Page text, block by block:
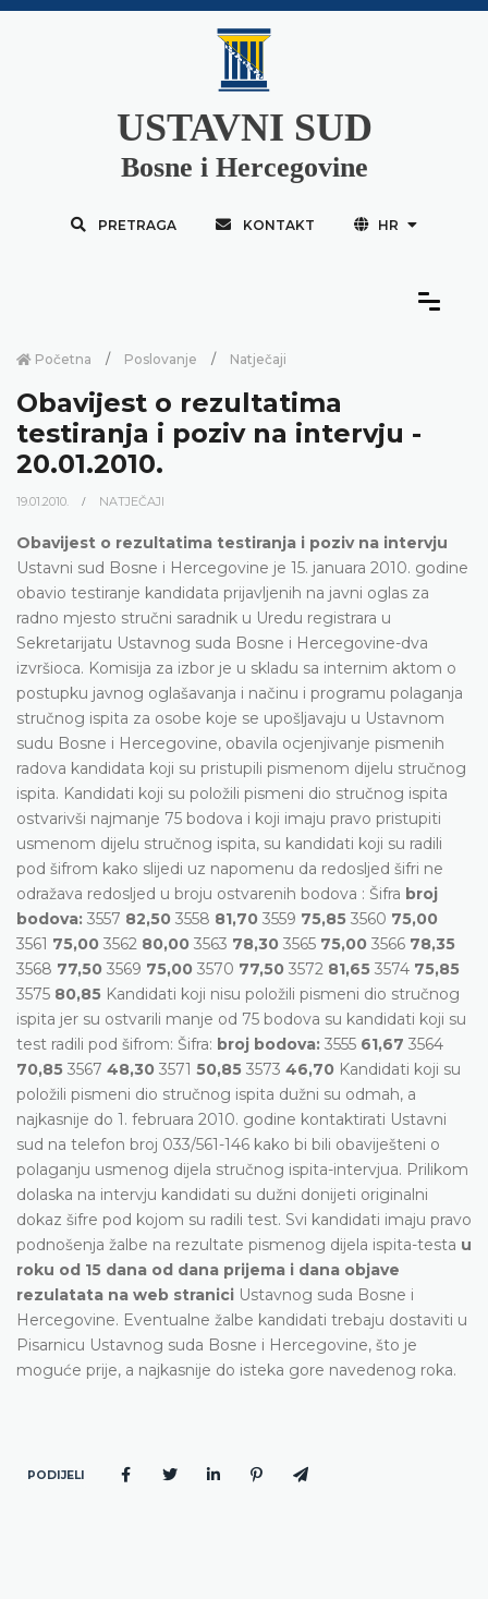
USTAVNI SUD
Bosne i Hercegovine
PRETRAGA KONTAKT HR
Početna Poslovanje Natječaji
Obavijest o rezultatima
testiranja i poziv na intervju -
20.01.2010.
19.01.2010. NATJEČAJI
Obavijest o rezultatima testiranja i poziv na intervju
Ustavni sud Bosne i Hercegovine je 15. januara 2010. godine
obavio testiranje kandidata prijavljenih na javni oglas za
radno mjesto stručni saradnik u Uredu registrara u
Sekretarijatu Ustavnog suda Bosne i Hercegovine-dva
izvršioca. Komisija za izbor je u skladu sa internim aktom o
postupku javnog oglašavanja i načinu i programu polaganja
stručnog ispita za osobe koje se upošljavaju u Ustavnom
sudu Bosne i Hercegovine, obavila ocjenjivanje pismenih
radova kandidata koji su pristupili pismenom dijelu stručnog
ispita. Kandidati koji su položili pismeni dio stručnog ispita
ostvarivši najmanje 75 bodova i koji imaju pravo pristupiti
usmenom dijelu stručnog ispita, su kandidati koji su radili
pod šifrom kako slijedi uz napomenu da redosljed šifri ne
odražava redosljed u broju ostvarenih bodova : Šifra broj
bodova: 3557 82,50 3558 81,70 3559 75,85 3560 75,00
3561 75,00 3562 80,00 3563 78,30 3565 75,00 3566 78,35
3568 77,50 3569 75,00 3570 77,50 3572 81,65 3574 75,85
3575 80,85 Kandidati koji nisu položili pismeni dio stručnog
ispita jer su ostvarili manje od 75 bodova su kandidati koji su
test radili pod šifrom: Šifra: broj bodova: 3555 61,67 3564
70,85 3567 48,30 3571 50,85 3573 46,70 Kandidati koji su
položili pismeni dio stručnog ispita dužni su odmah, a
najkasnije do 1. februara 2010. godine kontaktirati Ustavni
sud na telefon broj 033/561-146 kako bi bili obaviješteni o
polaganju usmenog dijela stručnog ispita-intervjua. Prilikom
dolaska na intervju kandidati su dužni donijeti originalni
dokaz šifre pod kojom su radili test. Svi kandidati imaju pravo
podnošenja žalbe na rezultate pismenog dijela ispita-testa u
roku od 15 dana od dana prijema i dana objave
rezulatata na web stranici Ustavnog suda Bosne i
Hercegovine. Eventualne žalbe kandidati trebaju dostaviti u
Pisarnicu Ustavnog suda Bosne i Hercegovine, što je
moguće prije, a najkasnije do isteka gore navedenog roka.
PODIJELI